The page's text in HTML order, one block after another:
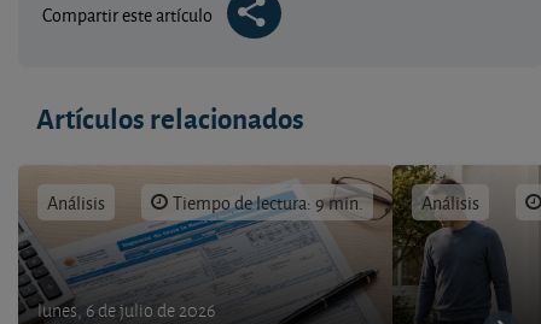
Compartir este artículo
Artículos relacionados
Análisis Tiempo de lectura: 9 min.
lunes, 6 de julio de 2026
Análisis